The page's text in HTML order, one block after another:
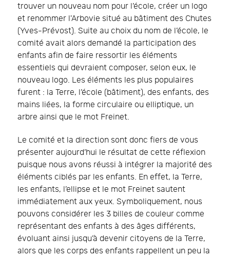
trouver un nouveau nom pour l’école, créer un logo
et renommer l'Arbovie situé au bâtiment des Chutes
(Yves-Prévost). Suite au choix du nom de l’école, le
comité avait alors demandé la participation des
enfants afin de faire ressortir les éléments
essentiels qui devraient composer, selon eux, le
nouveau logo. Les éléments les plus populaires
furent : la Terre, l’école (bâtiment), des enfants, des
mains liées, la forme circulaire ou elliptique, un
arbre ainsi que le mot Freinet.
Le comité et la direction sont donc fiers de vous
présenter aujourd’hui le résultat de cette réflexion
puisque nous avons réussi à intégrer la majorité des
éléments ciblés par les enfants. En effet, la Terre,
les enfants, l’ellipse et le mot Freinet sautent
immédiatement aux yeux. Symboliquement, nous
pouvons considérer les 3 billes de couleur comme
représentant des enfants à des âges différents,
évoluant ainsi jusqu’à devenir citoyens de la Terre,
alors que les corps des enfants rappellent un peu la